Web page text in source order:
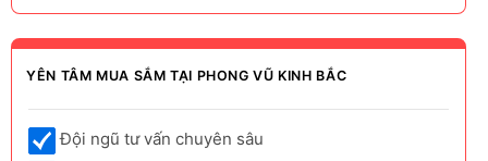
YÊN TÂM MUA SẮM TẠI PHONG VŨ KINH BẮC
Đội ngũ tư vấn chuyên sâu